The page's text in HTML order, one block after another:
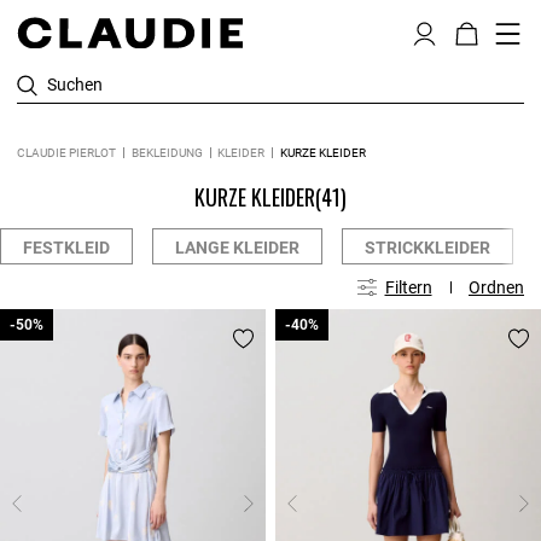
Suchen
CLAUDIE PIERLOT BEKLEIDUNG KLEIDER KURZE KLEIDER
KURZE KLEIDER(41)
FESTKLEID LANGE KLEIDER STRICKKLEIDER
Filtern Ordnen
-50%
-50% -40%
-40%